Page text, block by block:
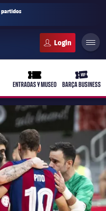
partidos
ticket-full
ENTRADAS Y MUSEO
ticket-
BARÇA BUSINESS